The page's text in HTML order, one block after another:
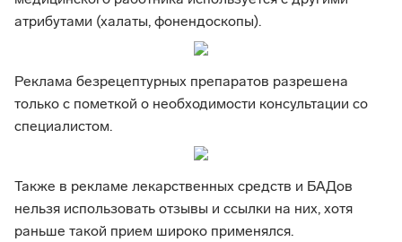
атрибутами (халаты, фонендоскопы).
Реклама безрецептурных препаратов разрешена
только с пометкой о необходимости консультации со
специалистом.
Также в рекламе лекарственных средств и БАДов
нельзя использовать отзывы и ссылки на них, хотя
раньше такой прием широко применялся.